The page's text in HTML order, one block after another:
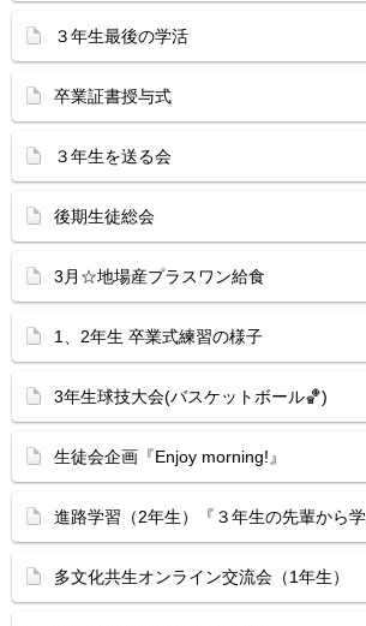
３年生最後の学活
卒業証書授与式
３年生を送る会
後期生徒総会
3月☆地場産プラスワン給食
1、2年生 卒業式練習の様子
3年生球技大会(バスケットボール🏀)
生徒会企画『Enjoy morning!』
進路学習（2年生）『３年生の先輩から学
多文化共生オンライン交流会（1年生）